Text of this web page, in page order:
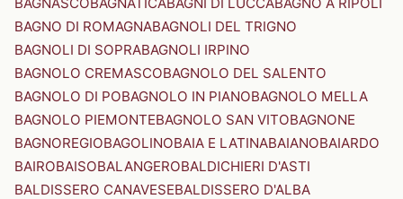
BAGNO DI ROMAGNABAGNOLI DEL TRIGNO
BAGNOLI DI SOPRABAGNOLI IRPINO
BAGNOLO CREMASCOBAGNOLO DEL SALENTO
BAGNOLO DI POBAGNOLO IN PIANOBAGNOLO MELLA
BAGNOLO PIEMONTEBAGNOLO SAN VITOBAGNONE
BAGNOREGIOBAGOLINOBAIA E LATINABAIANOBAIARDO
BAIROBAISOBALANGEROBALDICHIERI D'ASTI
BALDISSERO CANAVESEBALDISSERO D'ALBA